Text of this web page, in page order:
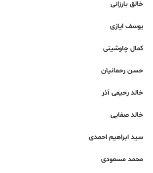
خالق بارزانی
یوسف ایازی
کمال چاوشینی
حسن رحمانیان
خالد رحیمی آذر
خالد صفایی
سید ابراهیم احمدی
محمد مسعودی